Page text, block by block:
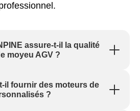
assure-t-il la qualité
moyeu AGV ?
il fournir des moteurs de
?